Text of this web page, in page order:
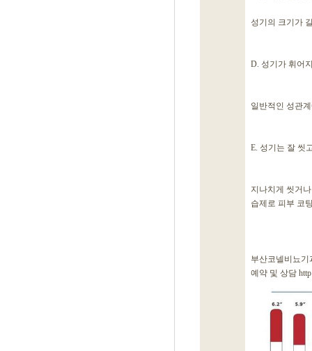
성기의 크기가
D. 성기가 휘어
일반적인 성관
E. 성기는 잘 씻
지나치게 씻거
습제로 피부 코
부산코넬비뇨기
예약 및 상담